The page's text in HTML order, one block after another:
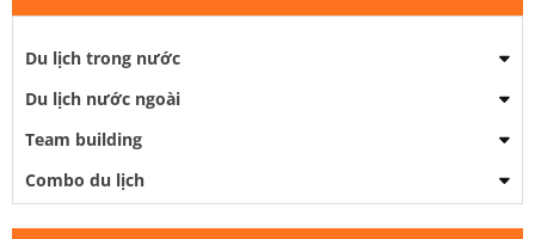
Du lịch trong nước
Du lịch nước ngoài
Team building
Combo du lịch